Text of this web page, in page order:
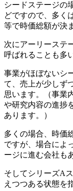
シードステージの
どですので、多く
等で時価総額が決
次にアーリーステ
呼ばれることも多
事業がほぼないシ
て、売上が少しず
思います。（事業
や研究内容の進捗
あります。）
多くの場合、時価
ですが、場合によ
ージに進む会社も
そしてシリーズA
えつつある状態を